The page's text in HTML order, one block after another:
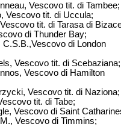
Vescovo tit. di Tambee;
Vescovo tit. di Uccula;
tit. di Tarasa di
di Thunder Bay;
di London
Vescovo tit. di Scebaziana;
Vescovo di Hamilton
Vescovo tit. di Naziona;
tit. di Tabe;
Vescovo di Saint
Vescovo di Timmins;